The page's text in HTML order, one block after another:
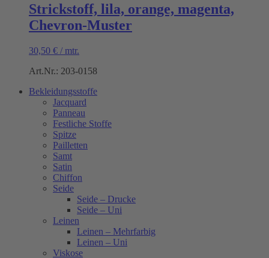
Strickstoff, lila, orange, magenta,
Chevron-Muster
30,50 € / mtr.
Art.Nr.: 203-0158
Bekleidungsstoffe
Jacquard
Panneau
Festliche Stoffe
Spitze
Pailletten
Samt
Satin
Chiffon
Seide
Seide – Drucke
Seide – Uni
Leinen
Leinen – Mehrfarbig
Leinen – Uni
Viskose